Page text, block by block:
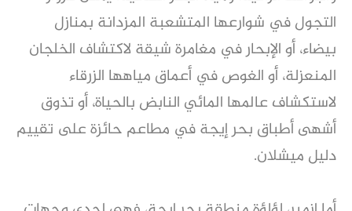
التجول في شوارعها المتشعبة المزدانة بمنازل
بيضاء، أو الإبحار في مغامرة شيقة لاكتشاف الخلجان
المنعزلة، أو الغوص في أعماق مياهها الزرقاء
لاستكشاف عالمها المائي النابض بالحياة، أو تذوق
أشهى أطباق بحر إيجة في مطاعم حائزة على تقييم
دليل ميشلان.